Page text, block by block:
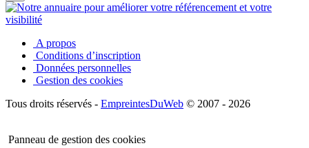
A propos
Conditions d’inscription
Données personnelles
Gestion des cookies
Tous droits réservés - EmpreintesDuWeb © 2007 - 2026
Panneau de gestion des cookies